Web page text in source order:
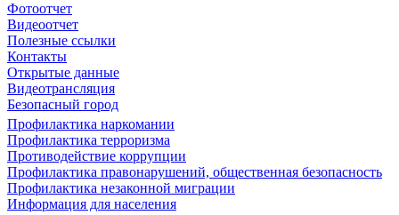
Фотоотчет
Видеоотчет
Полезные ссылки
Контакты
Открытые данные
Видеотрансляция
Безопасный город
Профилактика наркомании
Профилактика терроризма
Противодействие коррупции
Профилактика правонарушений, общественная безопасность
Профилактика незаконной миграции
Информация для населения